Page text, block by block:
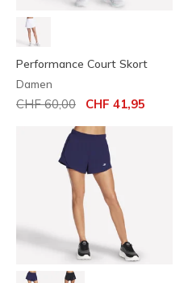
Performance Court Skort
Damen
Reduziert von
CHF 60,00 auf
CHF 41,95